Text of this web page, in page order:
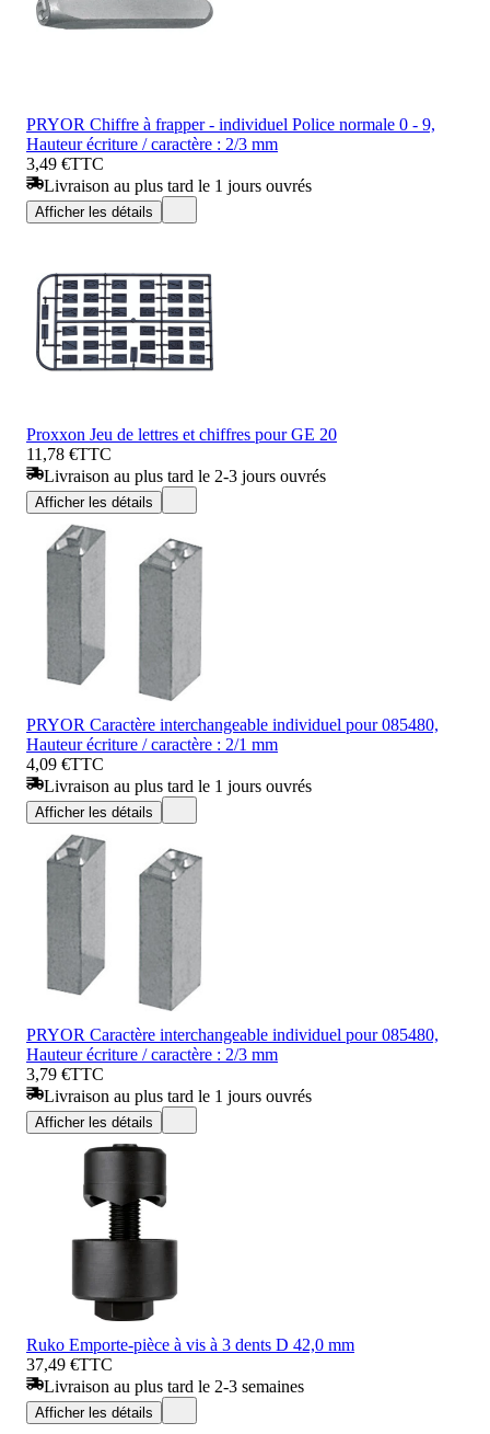
PRYOR Chiffre à frapper - individuel Police normale 0 - 9,
Hauteur écriture / caractère : 2/3 mm
3,49 €TTC
Livraison au plus tard le 1 jours ouvrés
Afficher les détails
Proxxon Jeu de lettres et chiffres pour GE 20
11,78 €TTC
Livraison au plus tard le 2-3 jours ouvrés
Afficher les détails
PRYOR Caractère interchangeable individuel pour 085480,
Hauteur écriture / caractère : 2/1 mm
4,09 €TTC
Livraison au plus tard le 1 jours ouvrés
Afficher les détails
PRYOR Caractère interchangeable individuel pour 085480,
Hauteur écriture / caractère : 2/3 mm
3,79 €TTC
Livraison au plus tard le 1 jours ouvrés
Afficher les détails
Ruko Emporte-pièce à vis à 3 dents D 42,0 mm
37,49 €TTC
Livraison au plus tard le 2-3 semaines
Afficher les détails